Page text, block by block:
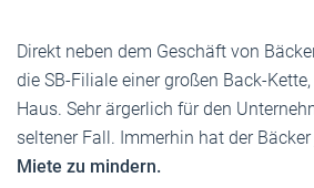
Direkt neben dem Geschäft von
die SB-Filiale einer großen Back-
Haus. Sehr ärgerlich für den
seltener Fall. Immerhin hat der
Miete zu mindern.